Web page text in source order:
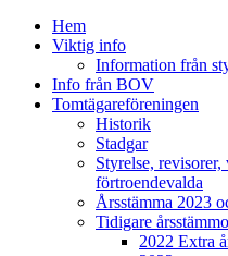
Hem
Viktig info
Information från
Info från BOV
Tomtägareföreningen
Historik
Stadgar
Styrelse,
förtroendevalda
Årsstämma 2023
Tidigare
2022 Extra